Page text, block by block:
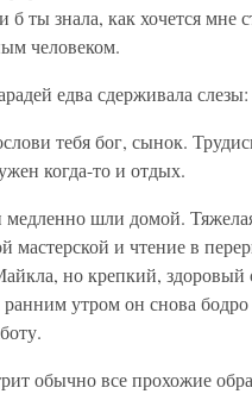
б ты знала, как хочется мне
человеком.
едва сдерживала слезы:
тебя бог, сынок.
когда-то и отдых.
шли домой.
мастерской и чтение в
но крепкий, здоровый
утром он снова
обычно все прохожие